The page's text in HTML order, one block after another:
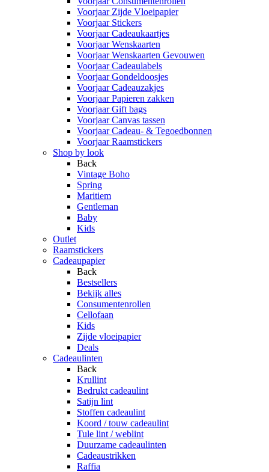
Voorjaar Zijde Vloeipapier
Voorjaar Stickers
Voorjaar Cadeaukaartjes
Voorjaar Wenskaarten
Voorjaar Wenskaarten Gevouwen
Voorjaar Cadeaulabels
Voorjaar Gondeldoosjes
Voorjaar Cadeauzakjes
Voorjaar Papieren zakken
Voorjaar Gift bags
Voorjaar Canvas tassen
Voorjaar Cadeau- & Tegoedbonnen
Voorjaar Raamstickers
Shop by look
Back
Vintage Boho
Spring
Maritiem
Gentleman
Baby
Kids
Outlet
Raamstickers
Cadeaupapier
Back
Bestsellers
Bekijk alles
Consumentenrollen
Cellofaan
Kids
Zijde vloeipapier
Deals
Cadeaulinten
Back
Krullint
Bedrukt cadeaulint
Satijn lint
Stoffen cadeaulint
Koord / touw cadeaulint
Tule lint / weblint
Duurzame cadeaulinten
Cadeaustrikken
Raffia